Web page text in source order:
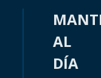
AL
DÍA